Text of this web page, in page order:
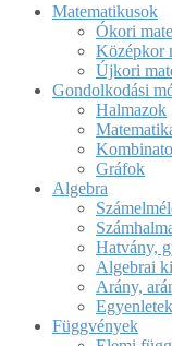
Matematikusok
Ókori
Középkor
Újkori
Gondolkodási
Halmazok
Gráfok
Algebra
Hatvány,
Algebrai
Arány,
Függvények